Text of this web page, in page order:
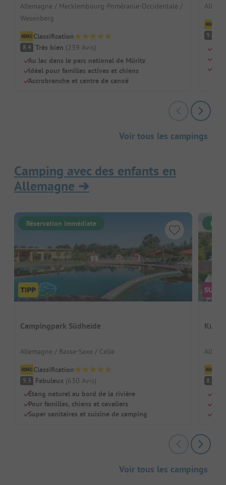
Allemagne / Mecklembourg-Poméranie-Occidentale /
Wesenberg
Classification
8.4 Très bien (239 Avis)
Au lac dans le parc national de Müritz
Idéal pour familles actives et chiens
Accrobranche et centre de canoë
9.6
Voir tous les campings
Camping avec des enfants en
Allemagne ➔
Réservation immédiate
Campingpark Südheide
Allemagne / Basse-Saxe / Celle
Classification
9.3 Fabuleux (630 Avis)
Étang naturel au bord de la rivière
Pour familles, chiens et cavaliers
Super sanitaires et cuisine de camping
Kur-
8.5
Voir tous les campings